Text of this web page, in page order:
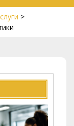
>